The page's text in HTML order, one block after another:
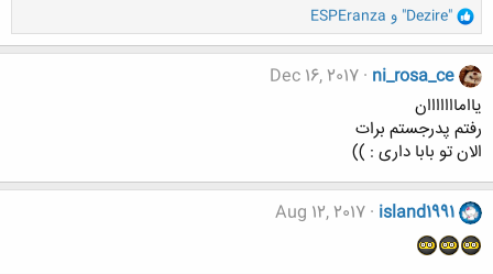
و
ا
ک
ن
ش
ه
:
"Dezire" و ESPEranza
ni_rosa_ce
Dec 16, 2017
یاامااااااان
رفتم پدرجستم برات
الان تو بابا داری : ))
island1991
Aug 12, 2017